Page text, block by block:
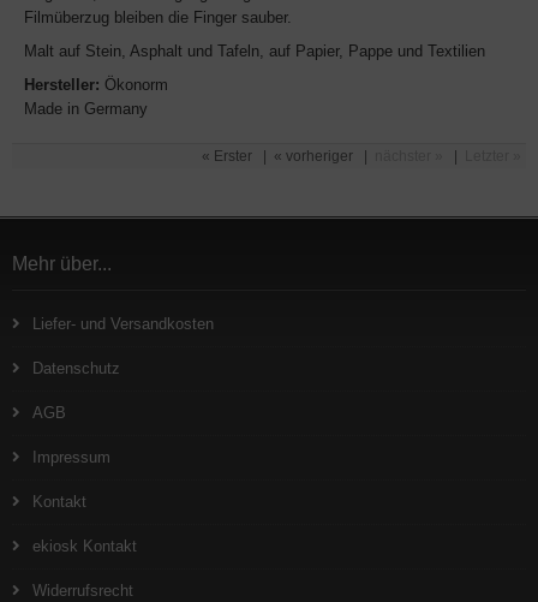
Filmüberzug bleiben die Finger sauber.
Malt auf Stein, Asphalt und Tafeln, auf Papier, Pappe und Textilien
Hersteller: Ökonorm
Made in Germany
« Erster « vorheriger
Mehr über...
Liefer- und Versandkosten
Datenschutz
AGB
Impressum
Kontakt
ekiosk Kontakt
Widerrufsrecht